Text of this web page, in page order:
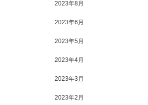
2023年8月
2023年6月
2023年5月
2023年4月
2023年3月
2023年2月